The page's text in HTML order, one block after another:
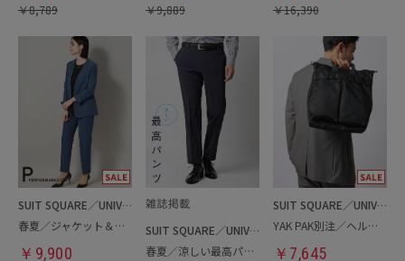
￥8,789 ￥9,889 ￥16,390
SUIT SQUARE／UNIVERSAL LANGUAGE／WHITE
春夏／ジャケット＆パンツセットアップ／洗濯ネット付き
￥ 9,900
SUIT SQUARE／UNIVERSAL LANGUAGE
春夏／涼しい最高パンツ
SUIT SQUARE／UNIVERSAL LANGUAGE
YAK PAK別注／ヘルメットバッグ
￥ 7,645